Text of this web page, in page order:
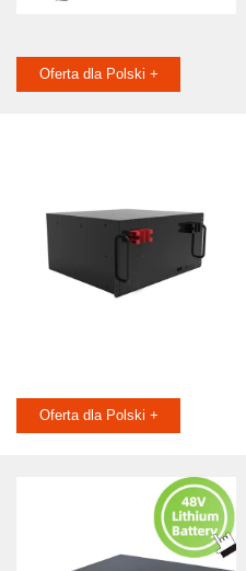
Oferta dla Polski +
Oferta dla Polski +